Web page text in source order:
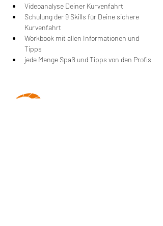
Videoanalyse Deiner Kurvenfahrt
Schulung der 9 Skills für Deine sichere
Kurvenfahrt
Workbook mit allen Informationen und
Tipps
jede Menge Spaß und Tipps von den Profis